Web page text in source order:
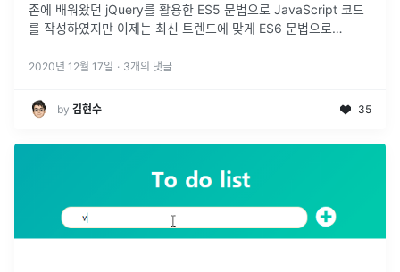
존에 배워왔던 jQuery를 활용한 ES5 문법으로 JavaScript 코드
를 작성하였지만 이제는 최신 트렌드에 맞게 ES6 문법으로
니...
2020년 12월 17일 · 3개의 댓글
by 김현수 35